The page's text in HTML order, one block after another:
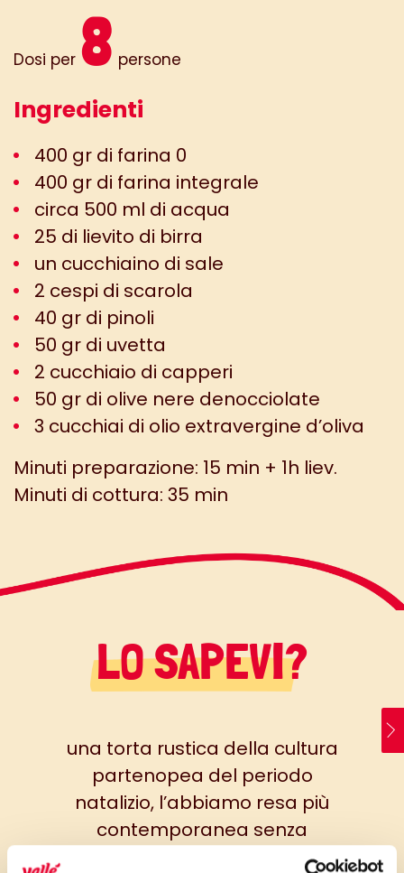
Dosi per 8 persone
Ingredienti
400 gr di farina 0
400 gr di farina integrale
circa 500 ml di acqua
25 di lievito di birra
un cucchiaino di sale
2 cespi di scarola
40 gr di pinoli
50 gr di uvetta
2 cucchiaio di capperi
50 gr di olive nere denocciolate
3 cucchiai di olio extravergine d’oliva
Minuti preparazione: 15 min + 1h liev.
Minuti di cottura: 35 min
LO SAPEVI?
una torta rustica della cultura
partenopea del periodo
natalizio, l’abbiamo resa più
contemporanea senza
dimenticare la sua origine